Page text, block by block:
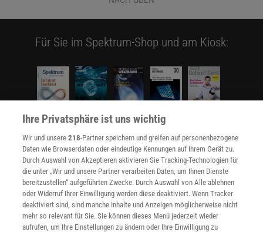
Für Sie im Spektrum-Shop und am Kiosk:
WEITERE NEUERSCHEINUNGEN SPEKTRUM SHOP
Spektrum.de-Newsletter abonnieren
JETZT ANMELDEN!
Ihre Privatsphäre ist uns wichtig
Wir und unsere218-Partner speichern und greifen auf personenbezogene
Daten wie Browserdaten oder eindeutige Kennungen auf Ihrem Gerät zu.
Durch Auswahl von Akzeptieren aktivieren Sie Tracking-Technologien für
die unter „Wir und unsere Partner verarbeiten Daten, um Ihnen Dienste
bereitzustellen“ aufgeführten Zwecke. Durch Auswahl von Alle ablehnen
oder Widerruf Ihrer Einwilligung werden diese deaktiviert. Wenn Tracker
deaktiviert sind, sind manche Inhalte und Anzeigen möglicherweise nicht
mehr so relevant für Sie. Sie können dieses Menü jederzeit wieder
aufrufen, um Ihre Einstellungen zu ändern oder Ihre Einwilligung zu